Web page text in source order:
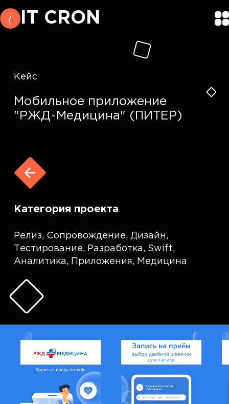
IT CRON
Кейс
Мобильное приложение
"РЖД-Медицина" (ПИТЕР)
Категория проекта
Релиз, Сопровождение, Дизайн,
Тестирование, Разработка, Swift,
Аналитика, Приложения, Медицина